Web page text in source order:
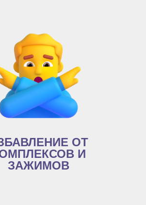
ОТ
И
ЗАЖИМОВ